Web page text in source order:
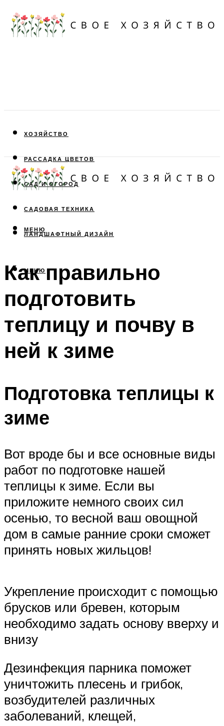
ХОЗЯЙСТВО
РАССАДКА ЦВЕТОВ
САД И ОГОРОД
САДОВАЯ ТЕХНИКА
ЛАНДШАФТНЫЙ ДИЗАЙН
МЕНЮ
МЕНЮ
Как правильно
подготовить
теплицу и почву в
ней к зиме
Подготовка теплицы к
зиме
​Вот вроде бы и все основные виды
работ по подготовке нашей
теплицы к зиме. Если вы
приложите немного своих сил
осенью, то весной ваш овощной
дом в самые ранние сроки сможет
принять новых жильцов!​
​Укрепление происходит с помощью
брусков или бревен, которым
необходимо задать основу вверху и
внизу​
​Дезинфекция парника поможет
уничтожить плесень и грибок,
возбудителей различных
заболеваний, клещей,